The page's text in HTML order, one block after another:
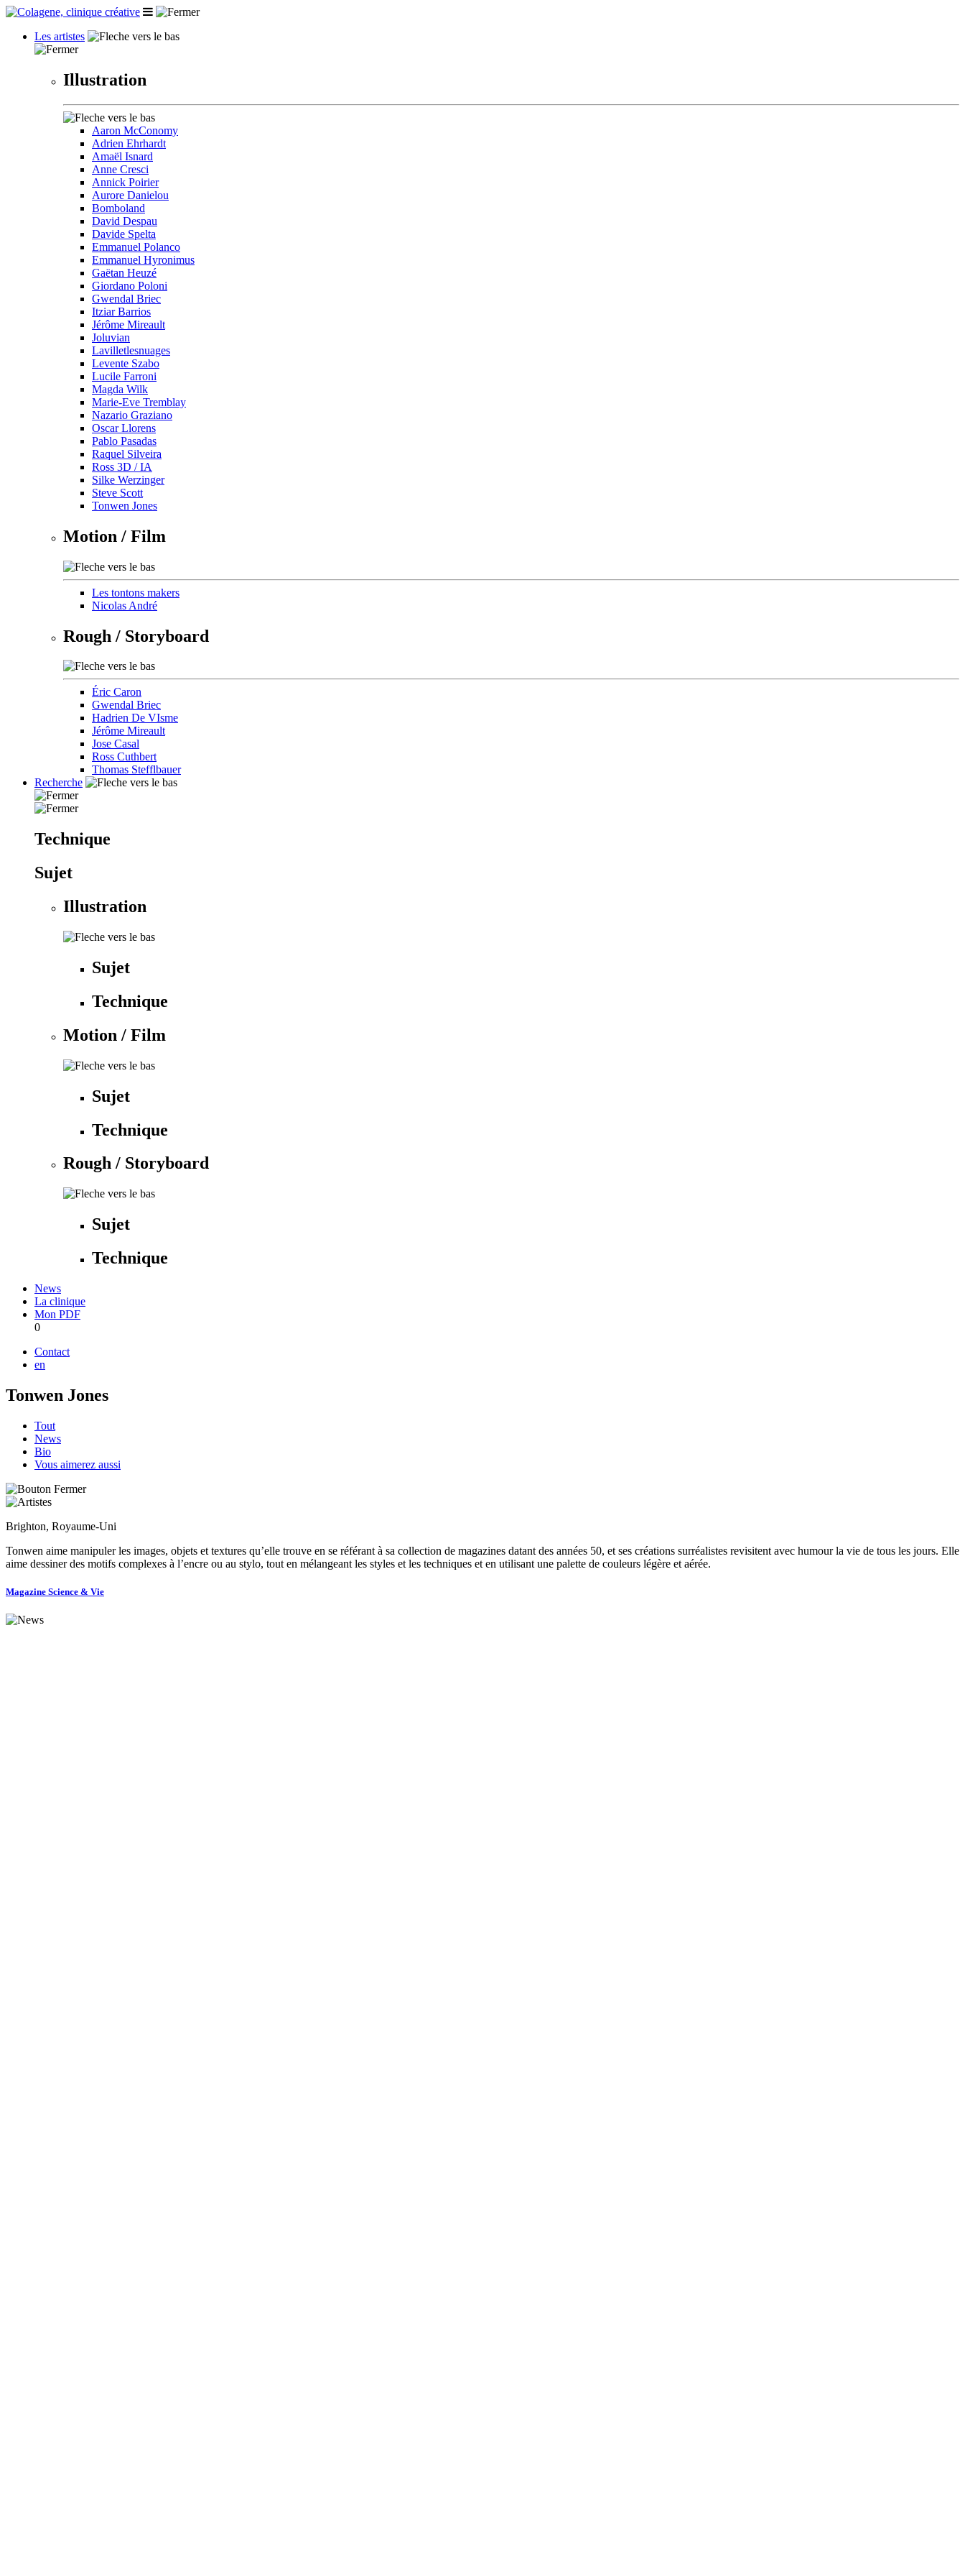
Les artistes
Illustration
Aaron McConomy
Adrien Ehrhardt
Amaël Isnard
Anne Cresci
Annick Poirier
Aurore Danielou
Bomboland
David Despau
Davide Spelta
Emmanuel Polanco
Emmanuel Hyronimus
Gaëtan Heuzé
Giordano Poloni
Gwendal Briec
Itziar Barrios
Jérôme Mireault
Joluvian
Lavilletlesnuages
Levente Szabo
Lucile Farroni
Magda Wilk
Marie-Eve Tremblay
Nazario Graziano
Oscar Llorens
Pablo Pasadas
Raquel Silveira
Ross 3D / IA
Silke Werzinger
Steve Scott
Tonwen Jones
Motion / Film
Les tontons makers
Nicolas André
Rough / Storyboard
Éric Caron
Gwendal Briec
Hadrien De VIsme
Jérôme Mireault
Jose Casal
Ross Cuthbert
Thomas Stefflbauer
Recherche
Technique
Sujet
Illustration
Sujet
Technique
Motion / Film
Sujet
Technique
Rough / Storyboard
Sujet
Technique
News
La clinique
Mon PDF
0
Contact
en
Tonwen Jones
Tout
News
Bio
Vous aimerez aussi
Brighton, Royaume-Uni
Tonwen aime manipuler les images, objets et textures qu’elle trouve en se référant à sa collection de magazines datant des années 50, et ses créations surréalistes revisitent avec humour la vie de tous les jours. Elle
aime dessiner des motifs complexes à l’encre ou au stylo, tout en mélangeant les styles et les techniques et en utilisant une palette de couleurs légère et aérée.
Magazine Science & Vie